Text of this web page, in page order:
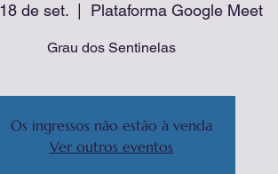
de set. Plataforma Google Meet
Grau dos Sentinelas
Os ingressos não estão à venda
Ver outros eventos